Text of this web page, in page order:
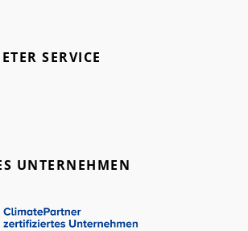
SERVICE
UNTERNEHMEN